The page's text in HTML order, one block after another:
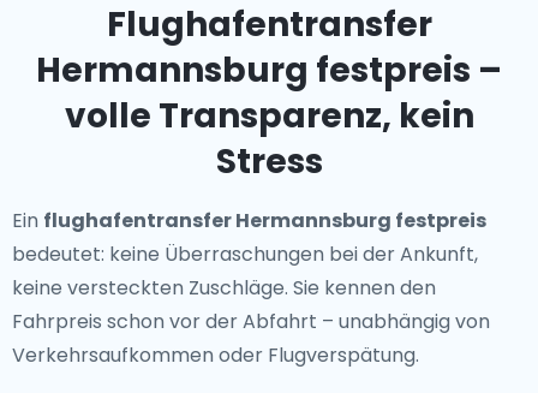
Flughafentransfer
Hermannsburg festpreis –
volle Transparenz, kein
Stress
Ein flughafentransfer Hermannsburg festpreis
bedeutet: keine Überraschungen bei der Ankunft,
keine versteckten Zuschläge. Sie kennen den
Fahrpreis schon vor der Abfahrt – unabhängig von
Verkehrsaufkommen oder Flugverspätung.